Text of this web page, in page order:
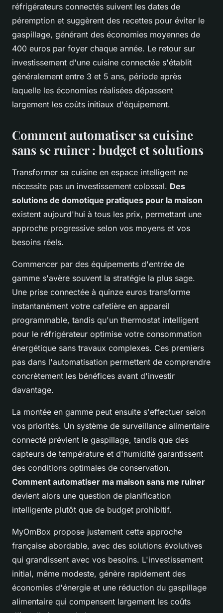
réfrigérateurs connectés suivent les dates de
péremption et suggèrent des recettes pour éviter le
gaspillage, générant des économies moyennes de
400 euros par foyer chaque année. Le retour sur
investissement d'une cuisine connectée s'établit
généralement entre 3 et 5 ans, période après
laquelle les économies réalisées dépassent
largement les coûts initiaux d'équipement.
Comment automatiser sa cuisine
sans se ruiner : budget et solutions
Transformer sa cuisine en espace intelligent ne
nécessite pas un investissement colossal. Des
solutions de domotique pratiques pour la maison
existent aujourd'hui à tous les prix, permettant une
approche progressive selon vos moyens et vos
besoins réels.
Commencer par des équipements d'entrée de
gamme s'avère souvent la stratégie la plus sage.
Une prise connectée à quinze euros transforme
instantanément votre cafetière en appareil
programmable, tandis qu'un thermostat intelligent
pour le réfrigérateur optimise votre consommation
énergétique sans travaux complexes. Ces premiers
pas dans l'automatisation permettent de comprendre
concrètement les bénéfices avant d'investir
davantage.
La montée en gamme peut ensuite s'effectuer selon
vos priorités. Un système de surveillance alimentaire
connecté prévient le gaspillage, tandis que des
capteurs de température et d'humidité garantissent
des conditions optimales de conservation.
Comment automatiser ma maison sans me ruiner
devient alors une question de planification
intelligente plutôt que de budget prohibitif.
MyOmBox propose justement cette approche
française abordable, avec des solutions évolutives
qui grandissent avec vos besoins. L'investissement
initial, même modeste, génère rapidement des
économies d'énergie et une réduction du gaspillage
alimentaire qui compensent largement les coûts